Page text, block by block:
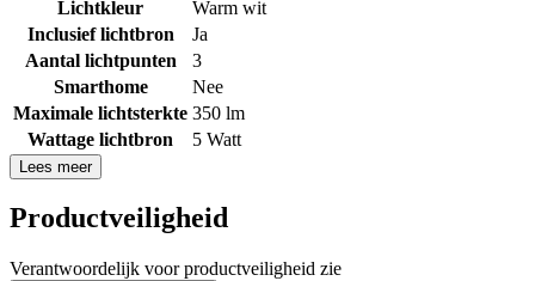
Lichtkleur
Warm wit
Inclusief lichtbron
Ja
Aantal lichtpunten
3
Smarthome
Nee
Maximale lichtsterkte 350 lm
Wattage lichtbron
5 Watt
Lees meer
Productveiligheid
Verantwoordelijk voor productveiligheid zie